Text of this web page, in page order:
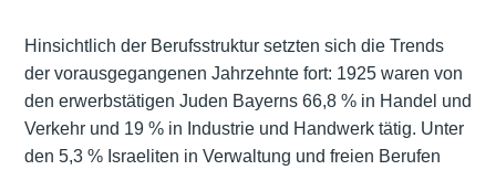
Hinsichtlich der Berufsstruktur setzten sich die Trends
der vorausgegangenen Jahrzehnte fort: 1925 waren von
den erwerbstätigen Juden Bayerns 66,8 % in Handel und
Verkehr und 19 % in Industrie und Handwerk tätig. Unter
den 5,3 % Israeliten in Verwaltung und freien Berufen